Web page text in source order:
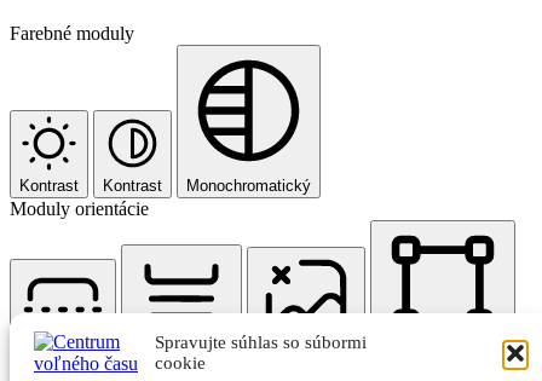
Spravujte súhlas so súbormi
cookie
Farebné moduly
Kontrast Kontrast Monochromatický
Moduly orientácie
Čítacia linka Čítacia maska Zvýrazniť nadpisy